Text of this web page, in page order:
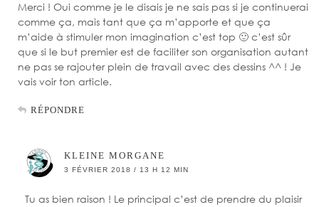
Merci ! Oui comme je le disais je ne sais pas si je continuerai
comme ça, mais tant que ça m’apporte et que ça
m’aide à stimuler mon imagination c’est top 🙂 c’est sûr
que si le but premier est de faciliter son organisation autant
ne pas se rajouter plein de travail avec des dessins ^^ ! Je
vais voir ton article.
RÉPONDRE
KLEINE MORGANE
3 FÉVRIER 2018 / 13 H 12 MIN
Tu as bien raison ! Le principal c’est de prendre du plaisir